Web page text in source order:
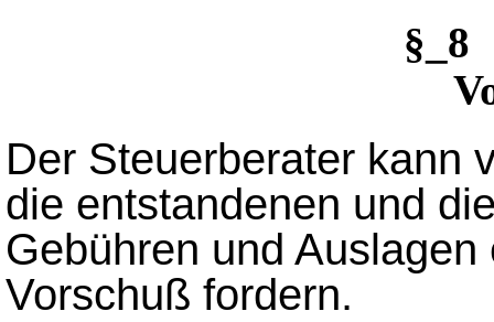
§_8
Der Steuerberater kann
die entstandenen und
Gebühren und
Vorschuß fordern.